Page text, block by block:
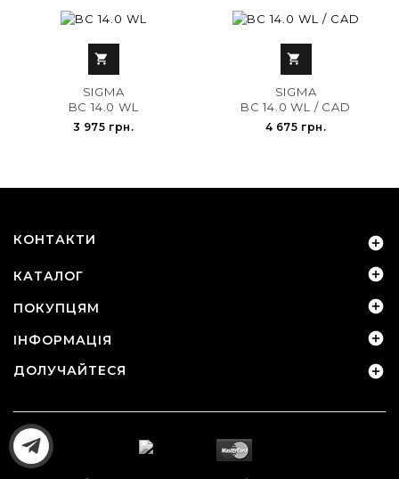

SIGMA
BC 14.0 WL
3 975 грн.

SIGMA
BC 14.0 WL / CAD
4 675 грн.
КОНТАКТИ 
КАТАЛОГ 
ПОКУПЦЯМ 
ІНФОРМАЦІЯ 
ДОЛУЧАЙТЕСЯ 